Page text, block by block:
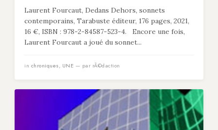
Laurent Fourcaut, Dedans Dehors, sonnets
contemporains, Tarabuste éditeur, 176 pages, 2021,
16 €, ISBN : 978-2-84587-523-4. Encore une fois,
Laurent Fourcaut a joué du sonnet...
in chroniques, UNE — par rÃ©daction